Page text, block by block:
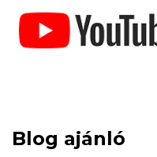
Blog ajánló